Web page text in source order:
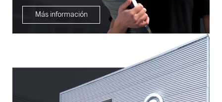
Más información